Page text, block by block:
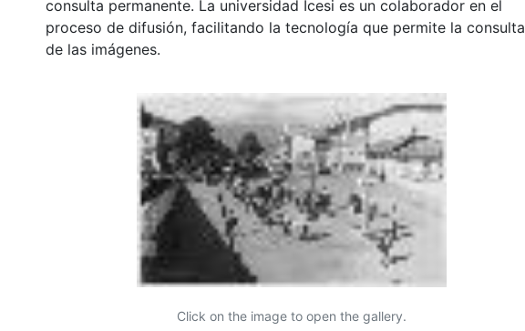
consulta permanente. La universidad Icesi es un colaborador en el
proceso de difusión, facilitando la tecnología que permite la consulta
de las imágenes.
Click on the image to open the gallery.